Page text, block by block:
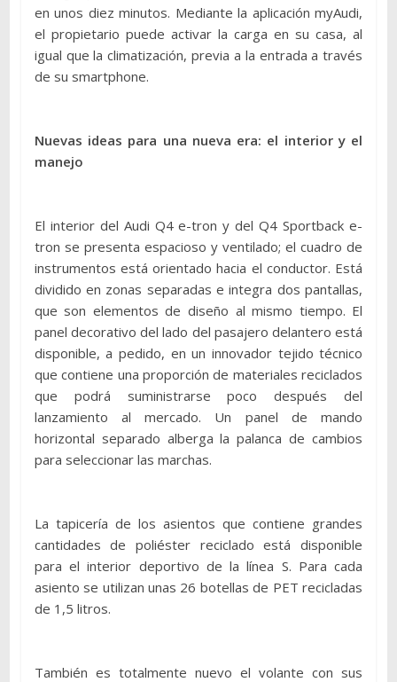
en unos diez minutos. Mediante la aplicación myAudi,
el propietario puede activar la carga en su casa, al
igual que la climatización, previa a la entrada a través
de su smartphone.
Nuevas ideas para una nueva era: el interior y el
manejo
El interior del Audi Q4 e-tron y del Q4 Sportback e-
tron se presenta espacioso y ventilado; el cuadro de
instrumentos está orientado hacia el conductor. Está
dividido en zonas separadas e integra dos pantallas,
que son elementos de diseño al mismo tiempo. El
panel decorativo del lado del pasajero delantero está
disponible, a pedido, en un innovador tejido técnico
que contiene una proporción de materiales reciclados
que podrá suministrarse poco después del
lanzamiento al mercado. Un panel de mando
horizontal separado alberga la palanca de cambios
para seleccionar las marchas.
La tapicería de los asientos que contiene grandes
cantidades de poliéster reciclado está disponible
para el interior deportivo de la línea S. Para cada
asiento se utilizan unas 26 botellas de PET recicladas
de 1,5 litros.
También es totalmente nuevo el volante con sus